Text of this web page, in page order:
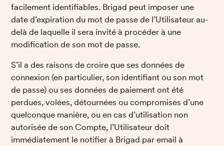
facilement identifiables. Brigad peut imposer une
date d’expiration du mot de passe de l’Utilisateur au-
delà de laquelle il sera invité à procéder à une
modification de son mot de passe.
S’il a des raisons de croire que ses données de
connexion (en particulier, son identifiant ou son mot
de passe) ou ses données de paiement ont été
perdues, volées, détournées ou compromises d’une
quelconque manière, ou en cas d’utilisation non
autorisée de son Compte, l’Utilisateur doit
immédiatement le notifier à Brigad par email à